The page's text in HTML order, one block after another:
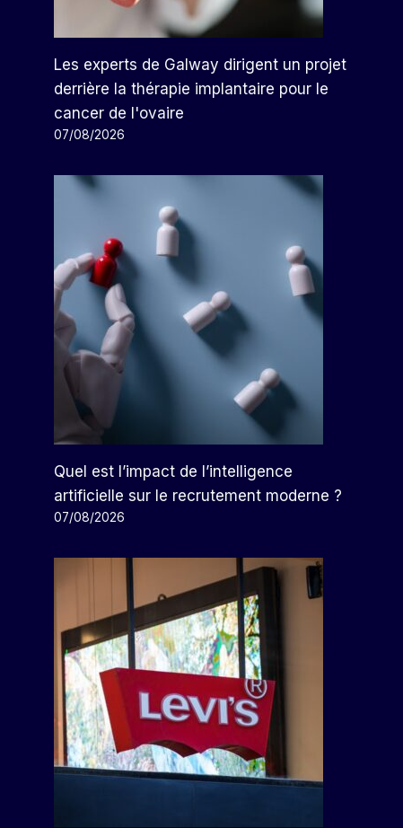
Les experts de Galway dirigent un projet
derrière la thérapie implantaire pour le
cancer de l'ovaire
07/08/2026
Quel est l’impact de l’intelligence
artificielle sur le recrutement moderne ?
07/08/2026